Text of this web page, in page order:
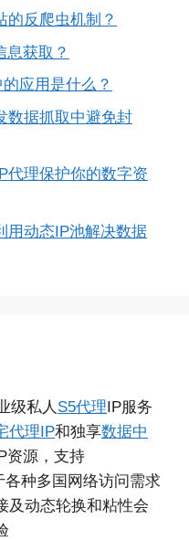
的反爬虫机制？
息获取？
应用是什么？
数据抓取中避免封
代理保护你的数字资
用动态IP池解决数据
级私人 S5代理IP服务
代理IP和独享数据中
资源，支持
各种多国网络访问需求
及动态轮换和粘性会